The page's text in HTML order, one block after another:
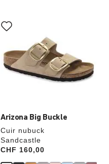
Arizona Big Buckle
Cuir nubuck
Sandcastle
Price:
CHF 160,00
sur
les
échantillons
de
couleurs
modifiera